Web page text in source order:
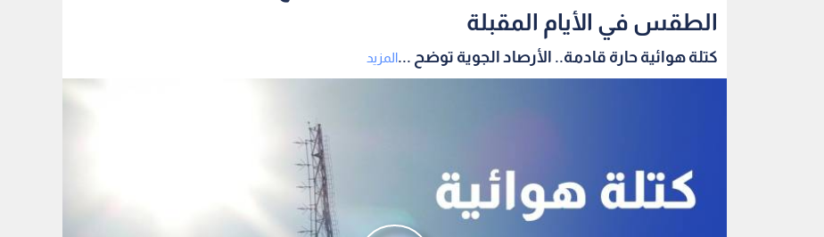
الطقس في الأيام المقبلة
كتلة هوائية حارة قادمة.. الأرصاد الجوية توضح ...المزيد